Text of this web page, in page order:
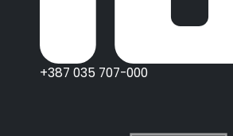
+387 035 707-000